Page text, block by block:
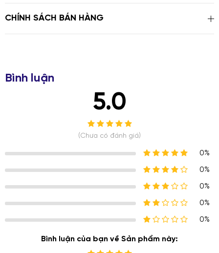
CHÍNH SÁCH BÁN HÀNG
Bình luận
5.0
(Chưa có đánh giá)
0%
0%
0%
0%
0%
Bình luận của bạn về Sản phẩm này: